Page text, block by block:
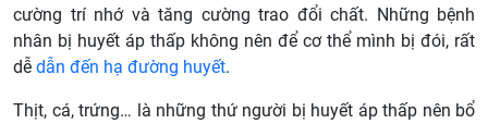
cường trí nhớ và tăng cường trao đổi chất. Những bệnh
nhân bị huyết áp thấp không nên để cơ thể mình bị đói, rất
dễ dẫn đến hạ đường huyết.
Thịt, cá, trứng… là những thứ người bị huyết áp thấp nên bổ